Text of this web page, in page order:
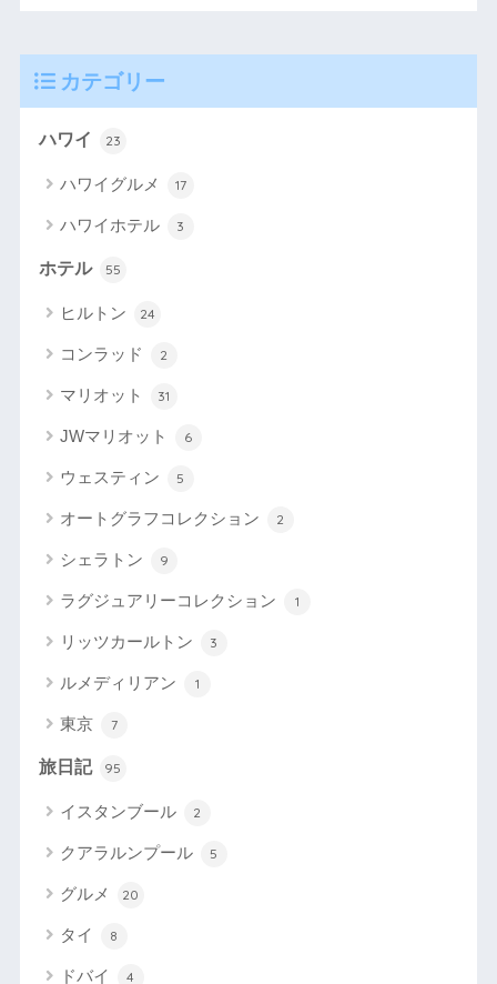
カテゴリー
ハワイ 23
ハワイグルメ 17
ハワイホテル 3
ホテル 55
ヒルトン 24
コンラッド 2
マリオット 31
JWマリオット 6
ウェスティン 5
オートグラフコレクション 2
シェラトン 9
ラグジュアリーコレクション 1
リッツカールトン 3
ルメディリアン 1
東京 7
旅日記 95
イスタンブール 2
クアラルンプール 5
グルメ 20
タイ 8
ドバイ 4